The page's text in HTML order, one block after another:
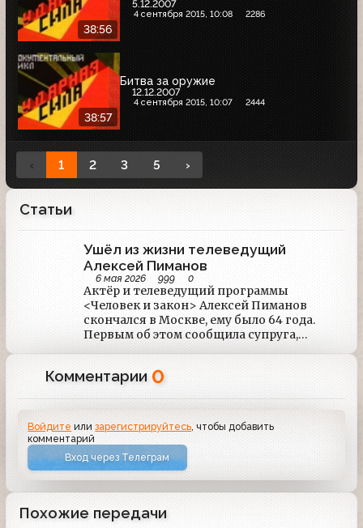
38:56
5.12.2007
4 сентября 2015, 10:08 2286
38:57
Битва за оружие
12.12.2007
4 сентября 2015, 10:07 2444
‹ 1 2 3 5 ›
Статьи
Ушёл из жизни телеведущий
Алексей Пиманов
6 мая 2026 999 0
Актёр и телеведущий программы
<Человек и закон> Алексей Пиманов
скончался в Москве, ему было 64 года.
Первым об этом сообщила супруга,
актриса Ольга Погодина. Причина смерти:
Комментарии 0
Войдите илизарегистрируйтесь , чтобы добавить
комментарий
Вход через Телеграм
Похожие передачи